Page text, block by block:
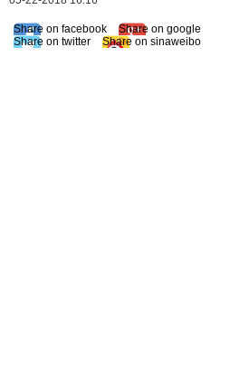
Share on facebook
Share on google
Share on twitter
Share on sinaweibo